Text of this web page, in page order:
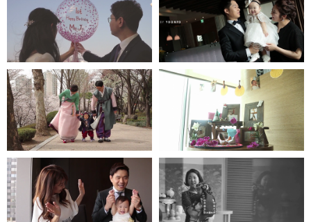
한강오엔 - 인스타 1분영상 엘타워
더다이닝호스 워커힐-모에기
프라자호텔 파크하얏트호텔